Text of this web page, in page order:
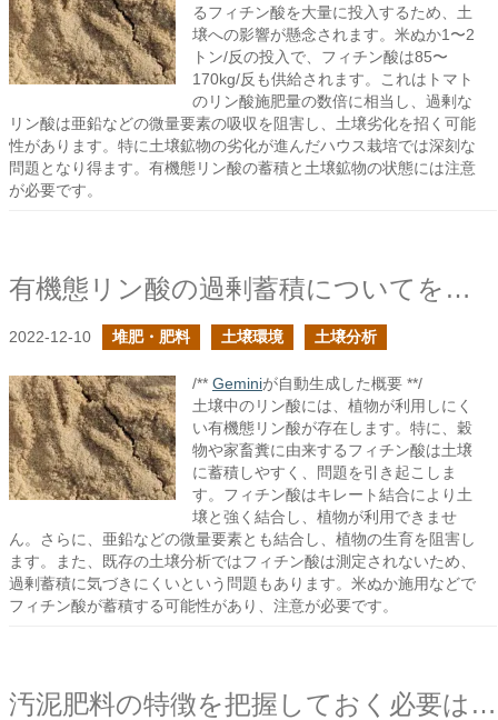
るフィチン酸を大量に投入するため、土
壌への影響が懸念されます。米ぬか1〜2
トン/反の投入で、フィチン酸は85〜
170kg/反も供給されます。これはトマト
のリン酸施肥量の数倍に相当し、過剰な
リン酸は亜鉛などの微量要素の吸収を阻害し、土壌劣化を招く可能
性があります。特に土壌鉱物の劣化が進んだハウス栽培では深刻な
問題となり得ます。有機態リン酸の蓄積と土壌鉱物の状態には注意
が必要です。
有機態リン酸の過剰蓄積についてを考える
2022-12-10 堆肥・肥料 土壌環境 土壌分析
/** Geminiが自動生成した概要 **/
土壌中のリン酸には、植物が利用しにく
い有機態リン酸が存在します。特に、穀
物や家畜糞に由来するフィチン酸は土壌
に蓄積しやすく、問題を引き起こしま
す。フィチン酸はキレート結合により土
壌と強く結合し、植物が利用できませ
ん。さらに、亜鉛などの微量要素とも結合し、植物の生育を阻害し
ます。また、既存の土壌分析ではフィチン酸は測定されないため、
過剰蓄積に気づきにくいという問題もあります。米ぬか施用などで
フィチン酸が蓄積する可能性があり、注意が必要です。
汚泥肥料の特徴を把握しておく必要はあるだろう